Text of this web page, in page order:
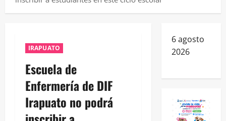
IRAPUATO
Escuela de
Enfermería de DIF
Irapuato no podrá
6 agosto
2026